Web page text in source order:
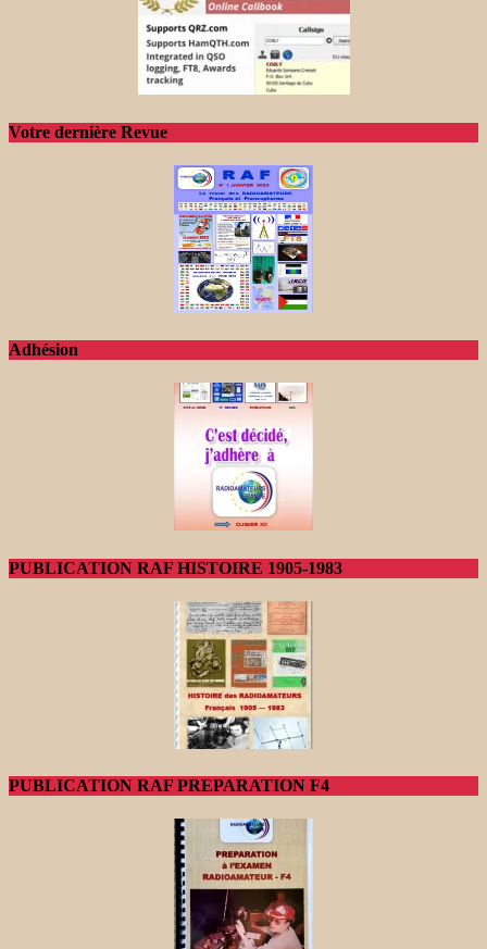
Votre dernière Revue
Adhésion
PUBLICATION RAF HISTOIRE 1905-1983
PUBLICATION RAF PREPARATION F4